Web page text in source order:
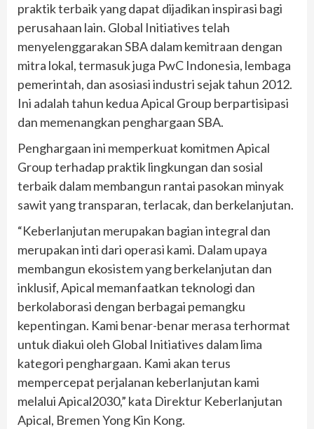
praktik terbaik yang dapat dijadikan inspirasi bagi
perusahaan lain. Global Initiatives telah
menyelenggarakan SBA dalam kemitraan dengan
mitra lokal, termasuk juga PwC Indonesia, lembaga
pemerintah, dan asosiasi industri sejak tahun 2012.
Ini adalah tahun kedua Apical Group berpartisipasi
dan memenangkan penghargaan SBA.
Penghargaan ini memperkuat komitmen Apical
Group terhadap praktik lingkungan dan sosial
terbaik dalam membangun rantai pasokan minyak
sawit yang transparan, terlacak, dan berkelanjutan.
“Keberlanjutan merupakan bagian integral dan
merupakan inti dari operasi kami. Dalam upaya
membangun ekosistem yang berkelanjutan dan
inklusif, Apical memanfaatkan teknologi dan
berkolaborasi dengan berbagai pemangku
kepentingan. Kami benar-benar merasa terhormat
untuk diakui oleh Global Initiatives dalam lima
kategori penghargaan. Kami akan terus
mempercepat perjalanan keberlanjutan kami
melalui Apical2030,” kata Direktur Keberlanjutan
Apical, Bremen Yong Kin Kong.